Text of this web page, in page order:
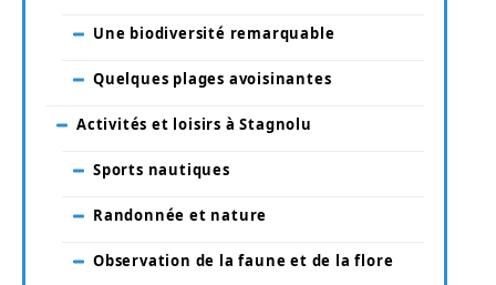
Une biodiversité remarquable
Quelques plages avoisinantes
Activités et loisirs à Stagnolu
Sports nautiques
Randonnée et nature
Observation de la faune et de la flore